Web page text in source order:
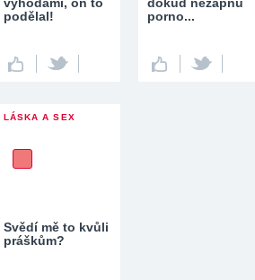
podělal!
porno...
LÁSKA A SEX
Svědí mě to kvůli
práškům?